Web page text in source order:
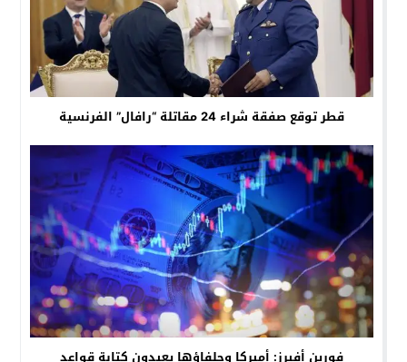
قطر توقع صفقة شراء 24 مقاتلة “رافال” الفرنسية
فورين أفيرز: أميركا وحلفاؤها يعيدون كتابة قواعد